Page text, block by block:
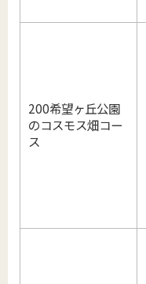
200希望ヶ丘公園
のコスモス畑コー
ス